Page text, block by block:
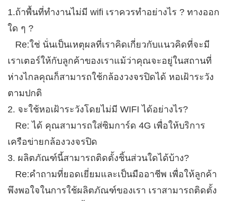
1.ถ้าพื้นที่ทำงานไม่มี wifi เราควรทำอย่างไร ? ทางออก
ใด ๆ ?
Re:ใช่ นั่นเป็นเหตุผลที่เราคิดเกี่ยวกับแนวคิดที่จะมี
เราเตอร์ให้กับลูกค้าของเราแม้ว่าคุณจะอยู่ในสถานที่
ห่างไกลคุณก็สามารถใช้กล้องวงจรปิดได้ หอเฝ้าระวัง
ตามปกติ
2. จะใช้หอเฝ้าระวังโดยไม่มี WIFI ได้อย่างไร?
Re: ได้ คุณสามารถใส่ซิมการ์ด 4G เพื่อให้บริการ
เครือข่ายกล้องวงจรปิด
3. ผลิตภัณฑ์นี้สามารถติดตั้งชิ้นส่วนใดได้บ้าง?
Re:คำถามที่ยอดเยี่ยมและเป็นมืออาชีพ เพื่อให้ลูกค้า
พึงพอใจในการใช้ผลิตภัณฑ์ของเรา เราสามารถติดตั้ง